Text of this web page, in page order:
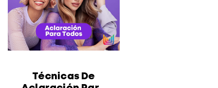
Técnicas De